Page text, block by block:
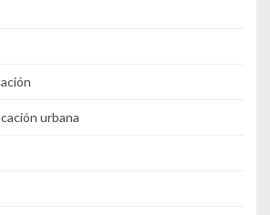
urbana